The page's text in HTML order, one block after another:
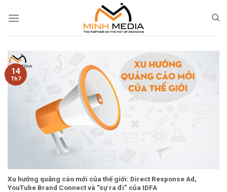
Xu hướng quảng cáo mới của thế giới: Direct Response Ad,
YouTube Brand Connect và “sự ra đi” của IDFA
14
Th7